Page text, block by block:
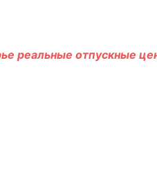
реальные отпускные